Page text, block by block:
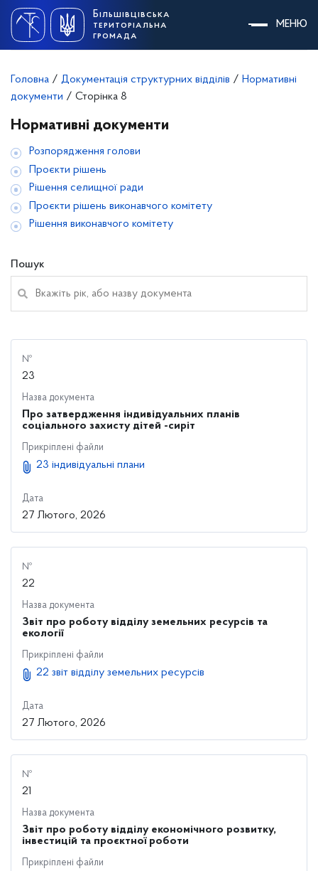
content
Більшівцівська
територіальна
громада
МЕНЮ
Головна / Документація структурних відділів / Нормативні
документи / Сторінка 8
Нормативні документи
Розпорядження голови
Проєкти рішень
Рішення селищної ради
Проєкти рішень виконавчого комітету
Рішення виконавчого комітету
Пошук
№
23
Назва документа
Про затвердження індивідуальних планів
соціального захисту дітей -сиріт
Прикріплені файли
23 індивідуальні плани
Дата
27 Лютого, 2026
№
22
Назва документа
Звіт про роботу відділу земельних ресурсів та
екології
Прикріплені файли
22 звіт відділу земельних ресурсів
Дата
27 Лютого, 2026
№
21
Назва документа
Звіт про роботу відділу економічного розвитку,
інвестицій та проєктної роботи
Прикріплені файли